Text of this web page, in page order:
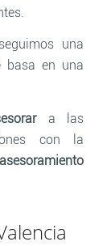
una
basa en una
a las
con la
asesoramiento